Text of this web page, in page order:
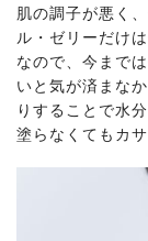
肌の調子が悪く
ル・ゼリーだけ
なので、今まで
いと気が済まな
りすることで水
塗らなくてもカ